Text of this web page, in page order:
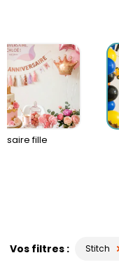
fille
Vos filtres Stitch